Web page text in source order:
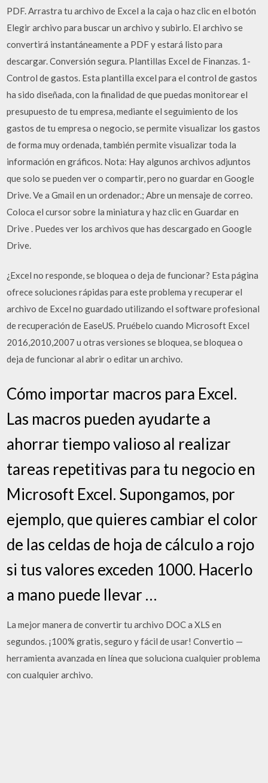
PDF. Arrastra tu archivo de Excel a la caja o haz clic en el botón
Elegir archivo para buscar un archivo y subirlo. El archivo se
convertirá instantáneamente a PDF y estará listo para
descargar. Conversión segura. Plantillas Excel de Finanzas. 1-
Control de gastos. Esta plantilla excel para el control de gastos
ha sido diseñada, con la finalidad de que puedas monitorear el
presupuesto de tu empresa, mediante el seguimiento de los
gastos de tu empresa o negocio, se permite visualizar los gastos
de forma muy ordenada, también permite visualizar toda la
información en gráficos. Nota: Hay algunos archivos adjuntos
que solo se pueden ver o compartir, pero no guardar en Google
Drive. Ve a Gmail en un ordenador.; Abre un mensaje de correo.
Coloca el cursor sobre la miniatura y haz clic en Guardar en
Drive . Puedes ver los archivos que has descargado en Google
Drive.
¿Excel no responde, se bloquea o deja de funcionar? Esta página
ofrece soluciones rápidas para este problema y recuperar el
archivo de Excel no guardado utilizando el software profesional
de recuperación de EaseUS. Pruébelo cuando Microsoft Excel
2016,2010,2007 u otras versiones se bloquea, se bloquea o
deja de funcionar al abrir o editar un archivo.
Cómo importar macros para Excel.
Las macros pueden ayudarte a
ahorrar tiempo valioso al realizar
tareas repetitivas para tu negocio en
Microsoft Excel. Supongamos, por
ejemplo, que quieres cambiar el color
de las celdas de hoja de cálculo a rojo
si tus valores exceden 1000. Hacerlo
a mano puede llevar …
La mejor manera de convertir tu archivo DOC a XLS en
segundos. ¡100% gratis, seguro y fácil de usar! Convertio —
herramienta avanzada en línea que soluciona cualquier problema
con cualquier archivo.